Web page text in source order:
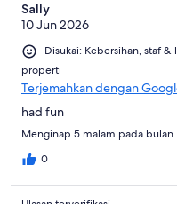
Sally
10 Jun 2026
Disukai: Kebersihan, staf &
properti
Terjemahkan dengan
had fun
Menginap 5 malam pada
0